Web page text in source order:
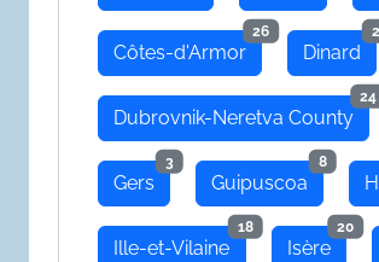
Côtes-d'Armor
26
Dinard
2
Dubrovnik-Neretva County
24
Gers
3
Guipuscoa
8
Ille-et-Vilaine
18
Isère
20